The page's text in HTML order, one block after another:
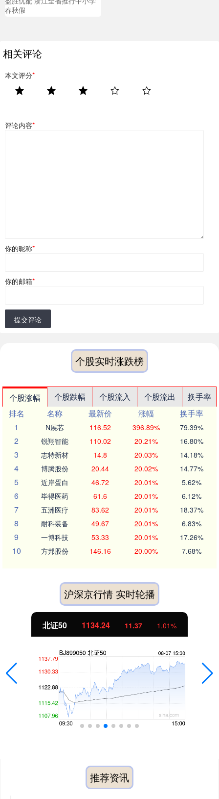
春秋假
相关评论
本文评分*
评论内容*
你的昵称*
你的邮箱*
提交评论
个股实时涨跌榜
个股涨幅 个股跌幅 个股流入 个股流出
换手率
排名
名称 最新价 涨幅
换手率
1
N展芯 116.52 396.89% 79.39%
2 锐翔智能 110.02 20.21% 16.80%
3 志特新材 14.8 20.03% 14.18%
4 博腾股份 20.44 20.02% 14.77%
5 近岸蛋白 46.72 20.01% 5.62%
6 毕得医药 61.6 20.01% 6.12%
7 五洲医疗 83.62 20.01% 18.37%
8 耐科装备 49.67 20.01% 6.83%
9 一博科技 53.33 20.01% 17.26%
10 方邦股份 146.16 20.00% 7.68%
沪深京行情 实时轮播
北证50 1134.24 11.37 1.01%
推荐资讯